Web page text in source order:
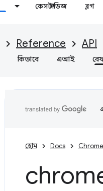
কেস স্টাডিজ ব্লগ
Reference API
কিভাবে এআই
হোম Docs